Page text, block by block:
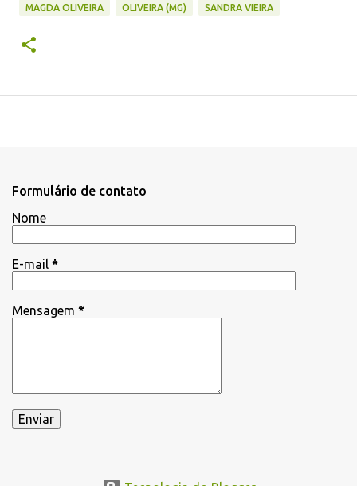
MAGDA OLIVEIRA OLIVEIRA (MG) SANDRA VIEIRA
Formulário de contato
Nome
E-mail *
Mensagem *